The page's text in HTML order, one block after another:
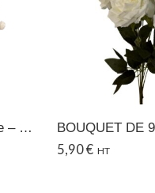
Boule de fleurs blanche – Ø40 CM
5,90€ HT